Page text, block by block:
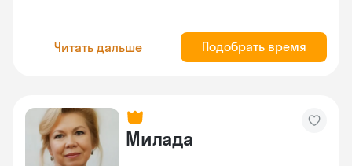
Читать дальше Подобрать время
Милада